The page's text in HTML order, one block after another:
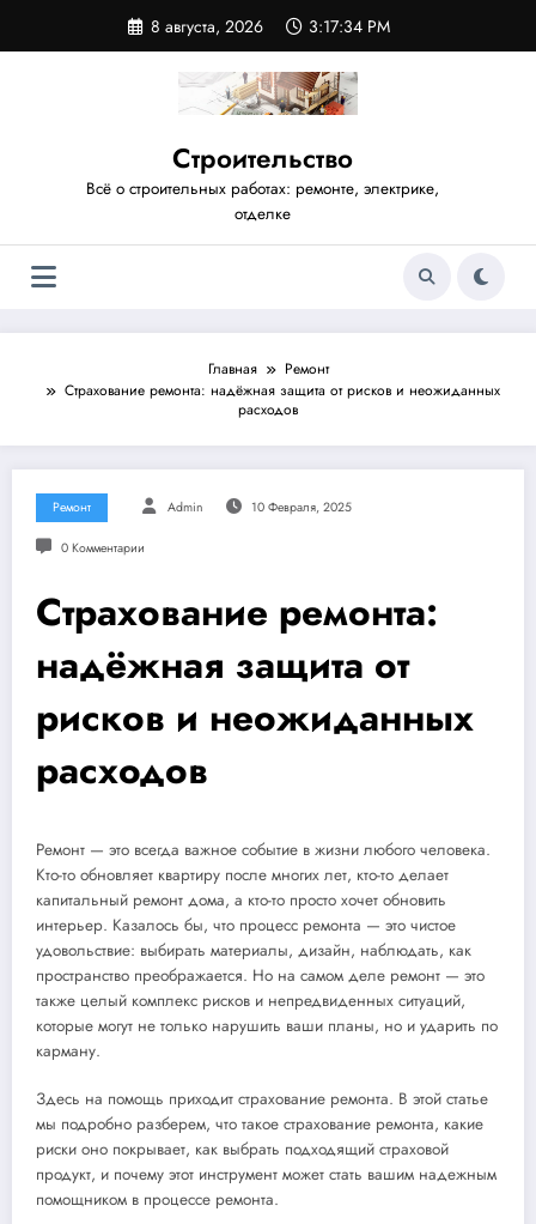
содержимому
8 августа, 2026 3:17:35 PM
Строительство
Всё о строительных работах: ремонте, электрике,
отделке
Главная
Ремонт
Страхование ремонта: надёжная защита от рисков и неожиданных
расходов
Ремонт Admin 10 Февраля, 2025
0 Комментарии
Страхование ремонта:
надёжная защита от
рисков и неожиданных
расходов
Ремонт — это всегда важное событие в жизни любого человека.
Кто-то обновляет квартиру после многих лет, кто-то делает
капитальный ремонт дома, а кто-то просто хочет обновить
интерьер. Казалось бы, что процесс ремонта — это чистое
удовольствие: выбирать материалы, дизайн, наблюдать, как
пространство преображается. Но на самом деле ремонт — это
также целый комплекс рисков и непредвиденных ситуаций,
которые могут не только нарушить ваши планы, но и ударить по
карману.
Здесь на помощь приходит страхование ремонта. В этой статье
мы подробно разберем, что такое страхование ремонта, какие
риски оно покрывает, как выбрать подходящий страховой
продукт, и почему этот инструмент может стать вашим надежным
помощником в процессе ремонта.